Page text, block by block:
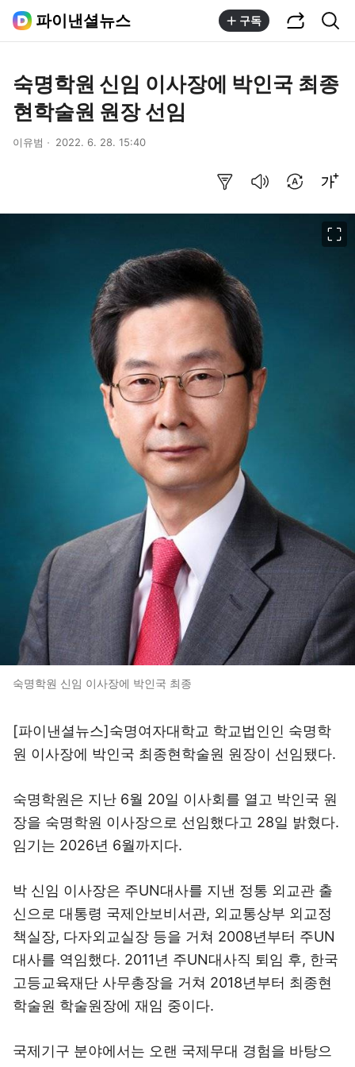
파이낸셜뉴스 구독
숙명학원 신임 이사장에 박인국 최종
현학술원 원장 선임
이유범 2022. 6. 28. 15:40
숙명학원 신임 이사장에 박인국 최종
[파이낸셜뉴스]숙명여자대학교 학교법인인 숙명학
원 이사장에 박인국 최종현학술원 원장이 선임됐다.
숙명학원은 지난 6월 20일 이사회를 열고 박인국 원
장을 숙명학원 이사장으로 선임했다고 28일 밝혔다.
임기는 2026년 6월까지다.
박 신임 이사장은 주UN대사를 지낸 정통 외교관 출
신으로 대통령 국제안보비서관, 외교통상부 외교정
책실장, 다자외교실장 등을 거쳐 2008년부터 주UN
대사를 역임했다. 2011년 주UN대사직 퇴임 후, 한국
고등교육재단 사무총장을 거쳐 2018년부터 최종현
학술원 학술원장에 재임 중이다.
국제기구 분야에서는 오랜 국제무대 경험을 바탕으